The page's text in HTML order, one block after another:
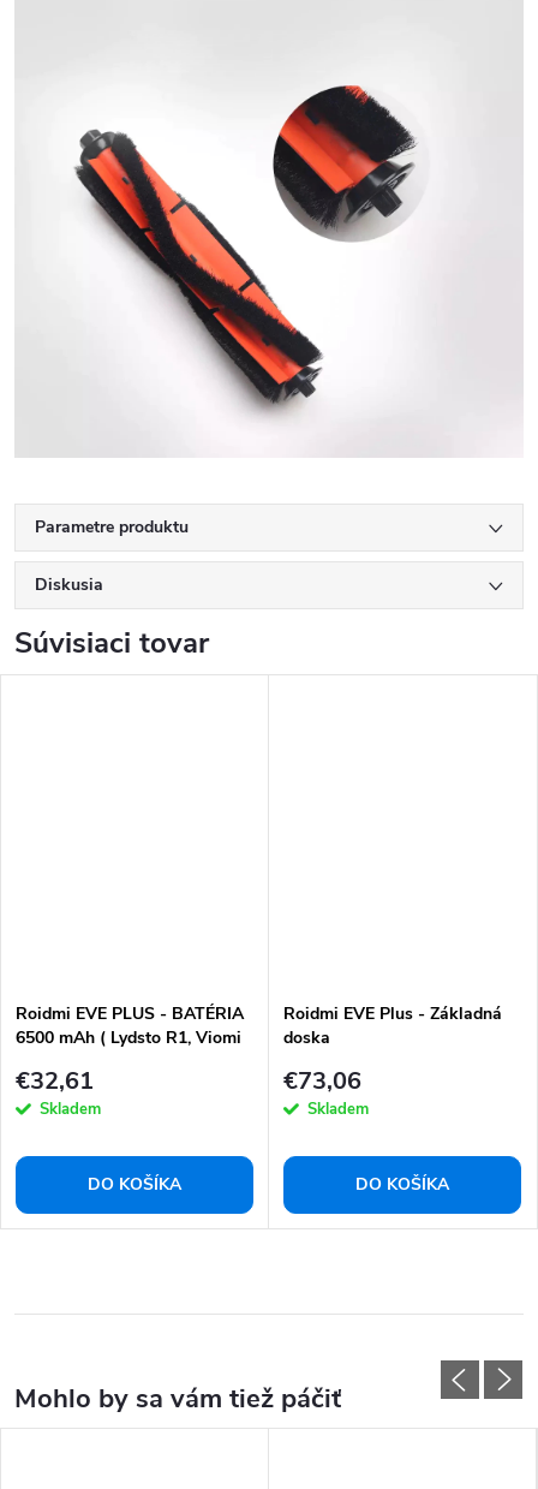
Parametre produktu
Diskusia
Súvisiaci tovar
Roidmi EVE PLUS - BATÉRIA
6500 mAh ( Lydsto R1, Viomi
€32,61
Skladem
DO KOŠÍKA
Roidmi EVE Plus - Základná
doska
€73,06
Skladem
DO KOŠÍKA